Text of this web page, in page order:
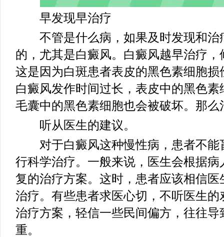
早发现早治疗
不管是什么病，如果及时发现和治
的，尤其是白癜风。白癜风越早治疗
这是因为白斑患者表皮的黑色素细胞
白癜风发作时间过长，表皮中的黑色
毛囊中的黑色素细胞也会被破坏。那
听从医生的建议。
对于白癜风这种慢性病，患者不能
行科学治疗。一般来说，医生会根据
复的治疗方案。这时，患者应该相信
治疗。有些患者求医心切，不听医生
治疗方案，轻信一些民间偏方，往往
重。